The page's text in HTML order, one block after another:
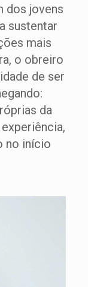
dos jovens
sustentar
mais
o obreiro
de ser
da
no início